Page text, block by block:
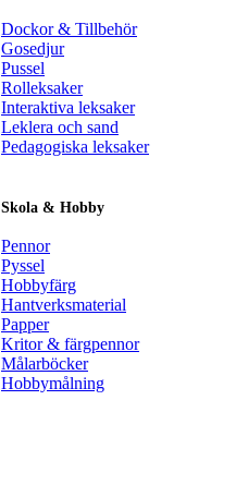
Dockor & Tillbehör
Gosedjur
Pussel
Rolleksaker
Interaktiva leksaker
Leklera och sand
Pedagogiska leksaker
Skola & Hobby
Pennor
Pyssel
Hobbyfärg
Hantverksmaterial
Papper
Kritor & färgpennor
Målarböcker
Hobbymålning